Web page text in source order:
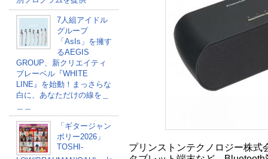
7人組アイドル
グループ
「AsIs」を擁す
るAEGIS
GROUP、新クリエイティ
ブレーベル『WHITE
LINE』を始動！まっさらな
白に、あなただけの線を＿
「ギタージャン
ボリー2026」
TOSHI-
プリンストンテクノロジー株式